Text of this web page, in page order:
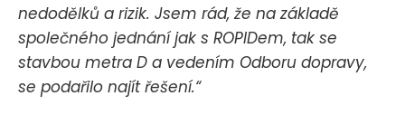
nedodělků a rizik. Jsem rád, že na základě
společného jednání jak s ROPIDem, tak se
stavbou metra D a vedením Odboru dopravy,
se podařilo najít řešení.“